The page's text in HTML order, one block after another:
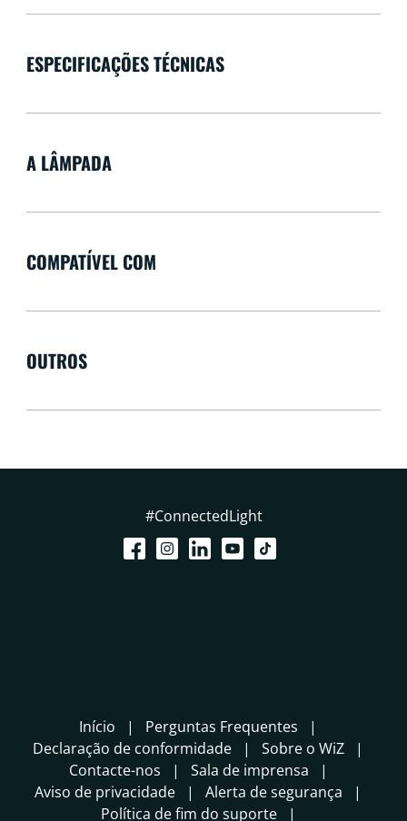
ESPECIFICAÇÕES TÉCNICAS
A LÂMPADA
COMPATÍVEL COM
OUTROS
#ConnectedLight
Início
Perguntas Frequentes
Declaração de conformidade
Sobre o WiZ
Contacte-nos
Sala de imprensa
Aviso de privacidade
Alerta de segurança
Política de fim do suporte